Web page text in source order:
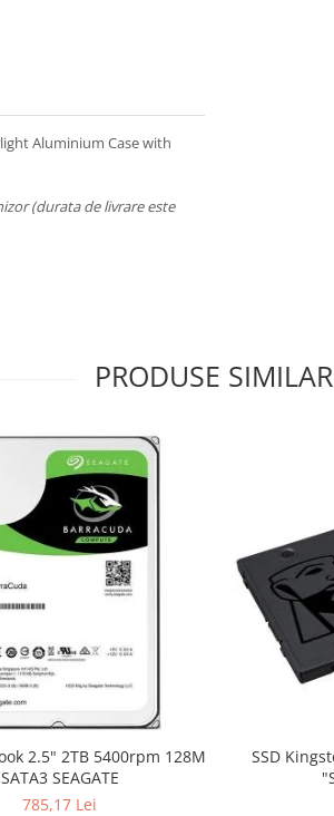
Aluminium Case with
(durata de livrare este
PRODUSE
SATA3 SEAGATE
785,17 Lei
SSD